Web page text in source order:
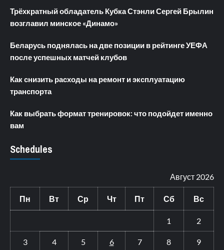
Трёхкратный обладатель Кубка Стэнли Сергей Брылин
возглавил минское «Динамо»
Беларусь поднялась на две позиции в рейтинге УЕФА
после успешных матчей клубов
Как снизить расходы на ремонт и эксплуатацию
транспорта
Как выбрать формат тренировок: что подойдет именно
вам
Schedules
Август 2026
Пн Вт Ср Чт Пт Сб Вс
1 2
3 4 5 6 7 8 9